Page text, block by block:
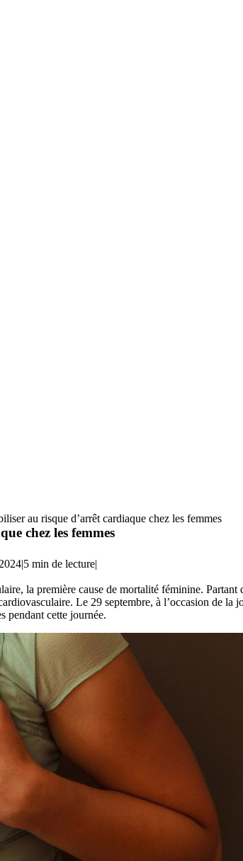
au risque d’arrêt cardiaque chez les femmes
chez les femmes
|5 min de lecture|
la première cause de mortalité féminine.
Le 29 septembre, à l’occasion de
pendant cette journée.